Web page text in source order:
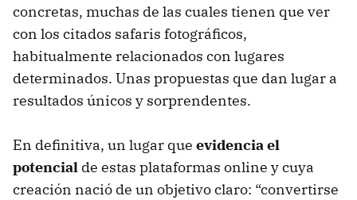
concretas, muchas de las cuales tienen que ver
con los citados safaris fotográficos,
habitualmente relacionados con lugares
determinados. Unas propuestas que dan lugar a
resultados únicos y sorprendentes.
En definitiva, un lugar que evidencia el
potencial de estas plataformas online y cuya
creación nació de un objetivo claro: “convertirse